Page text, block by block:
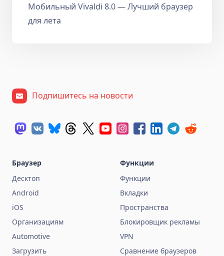
Мобильный Vivaldi 8.0 — Лучший браузер
для лета
Подпишитесь на новости
Браузер
Десктоп
Android
iOS
Организациям
Automotive
Загрузить
Функции
Функции
Вкладки
Пространства
Блокировщик рекламы
VPN
Сравнение браузеров